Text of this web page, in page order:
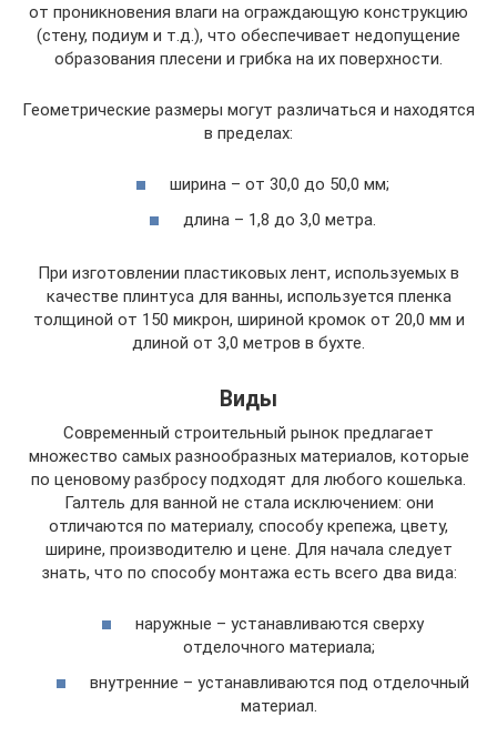
от проникновения влаги на ограждающую конструкцию
(стену, подиум и т.д.), что обеспечивает недопущение
образования плесени и грибка на их поверхности.
Геометрические размеры могут различаться и находятся
в пределах:
ширина – от 30,0 до 50,0 мм;
длина – 1,8 до 3,0 метра.
При изготовлении пластиковых лент, используемых в
качестве плинтуса для ванны, используется пленка
толщиной от 150 микрон, шириной кромок от 20,0 мм и
длиной от 3,0 метров в бухте.
Виды
Современный строительный рынок предлагает
множество самых разнообразных материалов, которые
по ценовому разбросу подходят для любого кошелька.
Галтель для ванной не стала исключением: они
отличаются по материалу, способу крепежа, цвету,
ширине, производителю и цене. Для начала следует
знать, что по способу монтажа есть всего два вида:
наружные – устанавливаются сверху
отделочного материала;
внутренние – устанавливаются под отделочный
материал.